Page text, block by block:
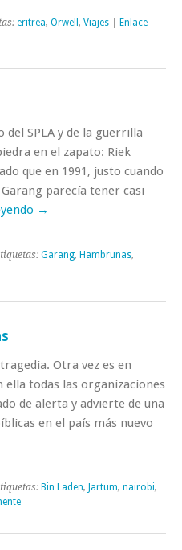
eritrea, Orwell , Viajes
Enlace
SPLA y de la guerrilla
en el zapato: Riek
que en 1991, justo cuando
parecía tener casi
→
Garang, Hambrunas,
Otra vez es en
ella todas las organizaciones
de alerta y advierte de una
en el país más nuevo
Bin Laden, Jartum, nairobi,